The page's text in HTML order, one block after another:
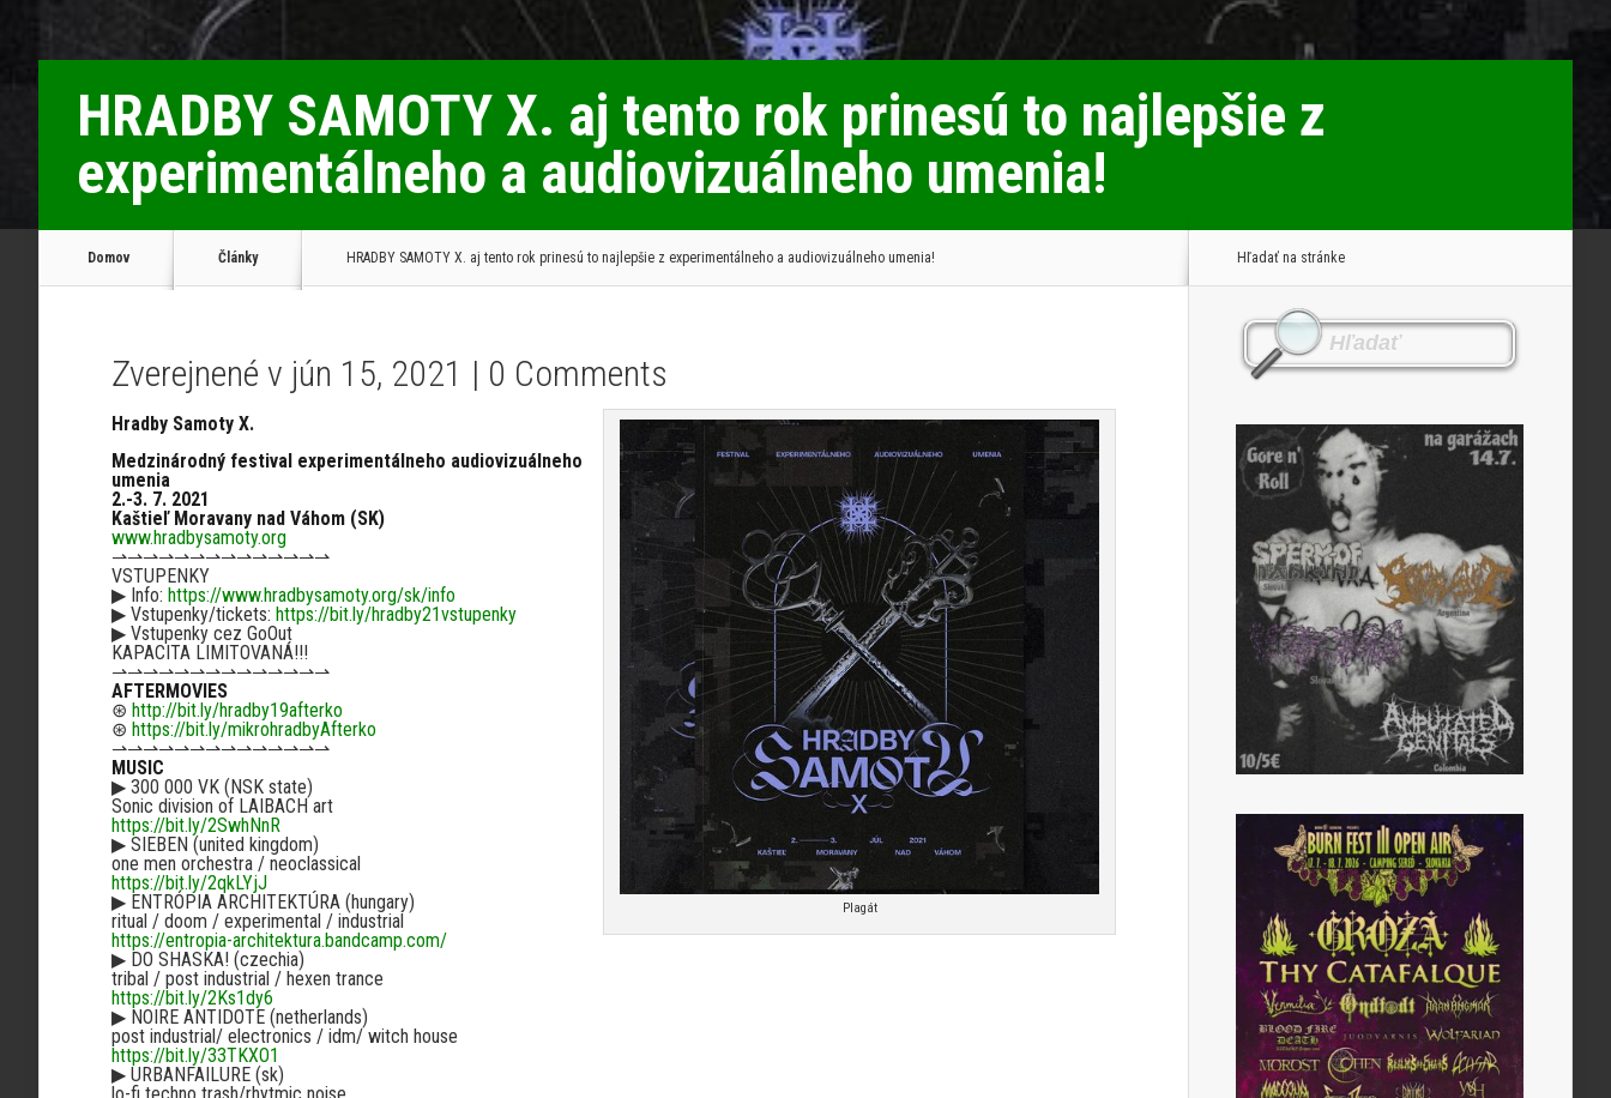
HRADBY SAMOTY X. aj tento rok prinesú to najlepšie z
experimentálneho a audiovizuálneho umenia!
Domov Články HRADBY SAMOTY X. aj tento rok prinesú to najlepšie z experimentálneho a audiovizuálneho umenia!
Zverejnené v jún 15, 2021 | 0 Comments
Plagát
Hradby Samoty X.
Medzinárodný festival experimentálneho audiovizuálneho
umenia
2.-3. 7. 2021
Kaštieľ Moravany nad Váhom (SK)
www.hradbysamoty.org
⇀⇀⇀⇀⇀⇀⇀⇀⇀⇀⇀⇀⇀⇀
VSTUPENKY
▶︎ Info: https://www.hradbysamoty.org/sk/info
▶︎ Vstupenky/tickets: https://bit.ly/hradby21vstupenky
▶︎ Vstupenky cez GoOut
KAPACITA LIMITOVANÁ!!!
⇀⇀⇀⇀⇀⇀⇀⇀⇀⇀⇀⇀⇀⇀
AFTERMOVIES
⊛ http://bit.ly/hradby19afterko
⊛ https://bit.ly/mikrohradbyAfterko
⇀⇀⇀⇀⇀⇀⇀⇀⇀⇀⇀⇀⇀⇀
MUSIC
▶︎ 300 000 VK (NSK state)
Sonic division of LAIBACH art
https://bit.ly/2SwhNnR
▶︎ SIEBEN (united kingdom)
one men orchestra / neoclassical
https://bit.ly/2qkLYjJ
▶︎ ENTRÓPIA ARCHITEKTÚRA (hungary)
ritual / doom / experimental / industrial
https://entropia-architektura.bandcamp.com/
▶︎ DO SHASKA! (czechia)
tribal / post industrial / hexen trance
https://bit.ly/2Ks1dy6
▶︎ NOIRE ANTIDOTE (netherlands)
post industrial/ electronics / idm/ witch house
https://bit.ly/33TKXO1
▶︎ URBANFAILURE (sk)
Hľadať na stránke